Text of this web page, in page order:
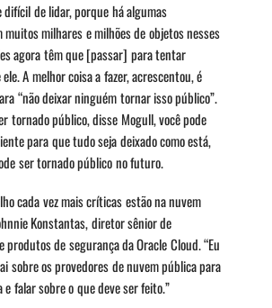
difícil de lidar, porque há algumas
muitos milhares e milhões de objetos nesses
agora têm que [passar] para tentar
A melhor coisa a fazer, acrescentou, é
“não deixar ninguém tornar isso público”.
tornado público, disse Mogull, você pode
para que tudo seja deixado como está,
ser tornado público no futuro.
cada vez mais críticas estão na nuvem
Konstantas, diretor sênior de
produtos de segurança da Oracle Cloud. “Eu
sobre os provedores de nuvem pública para
falar sobre o que deve ser feito.”